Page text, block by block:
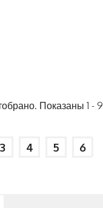
Показаны 1 - 9
3 4 5 6